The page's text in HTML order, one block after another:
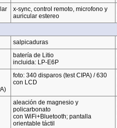
x-sync, control remoto, microfono y
auricular estereo
salpicaduras
batería de Litio
incluida: LP-E6P
foto: 340 disparos (test CIPA) / 630
con LCD
aleación de magnesio y
policarbonato
con WiFi+Bluetooth; pantalla
orientable táctil